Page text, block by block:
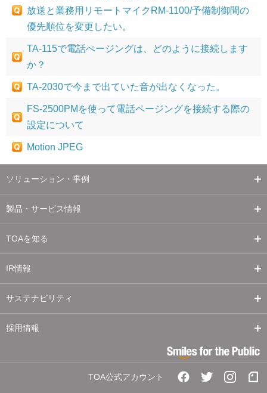
放送と業務用リモートマイクRM-1100/予備制御間の
優先順位を変更したい。
TA-115で電話ぺージングは、どのように接続します
か？
TA-2030で今まで出ていた音が出なくなった。
FS-2500PMを使って電話ページングを接続する際の
設定について
Motion JPEG
ソリューション・事例
製品・サービス情報
TOAを知る
IR情報
サステナビリティ
採用情報
TOA公式アカウント